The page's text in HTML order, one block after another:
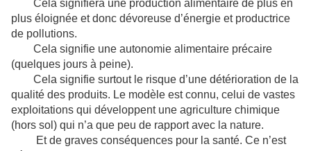
Cela signifiera une production alimentaire de plus en
plus éloignée et donc dévoreuse d’énergie et productrice
de pollutions.
Cela signifie une autonomie alimentaire précaire
(quelques jours à peine).
Cela signifie surtout le risque d’une détérioration de la
qualité des produits. Le modèle est connu, celui de vastes
exploitations qui développent une agriculture chimique
(hors sol) qui n’a que peu de rapport avec la nature.
Et de graves conséquences pour la santé. Ce n’est